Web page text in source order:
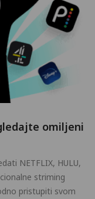
omiljeni
NETFLIX, HULU,
striming
pristupiti svom